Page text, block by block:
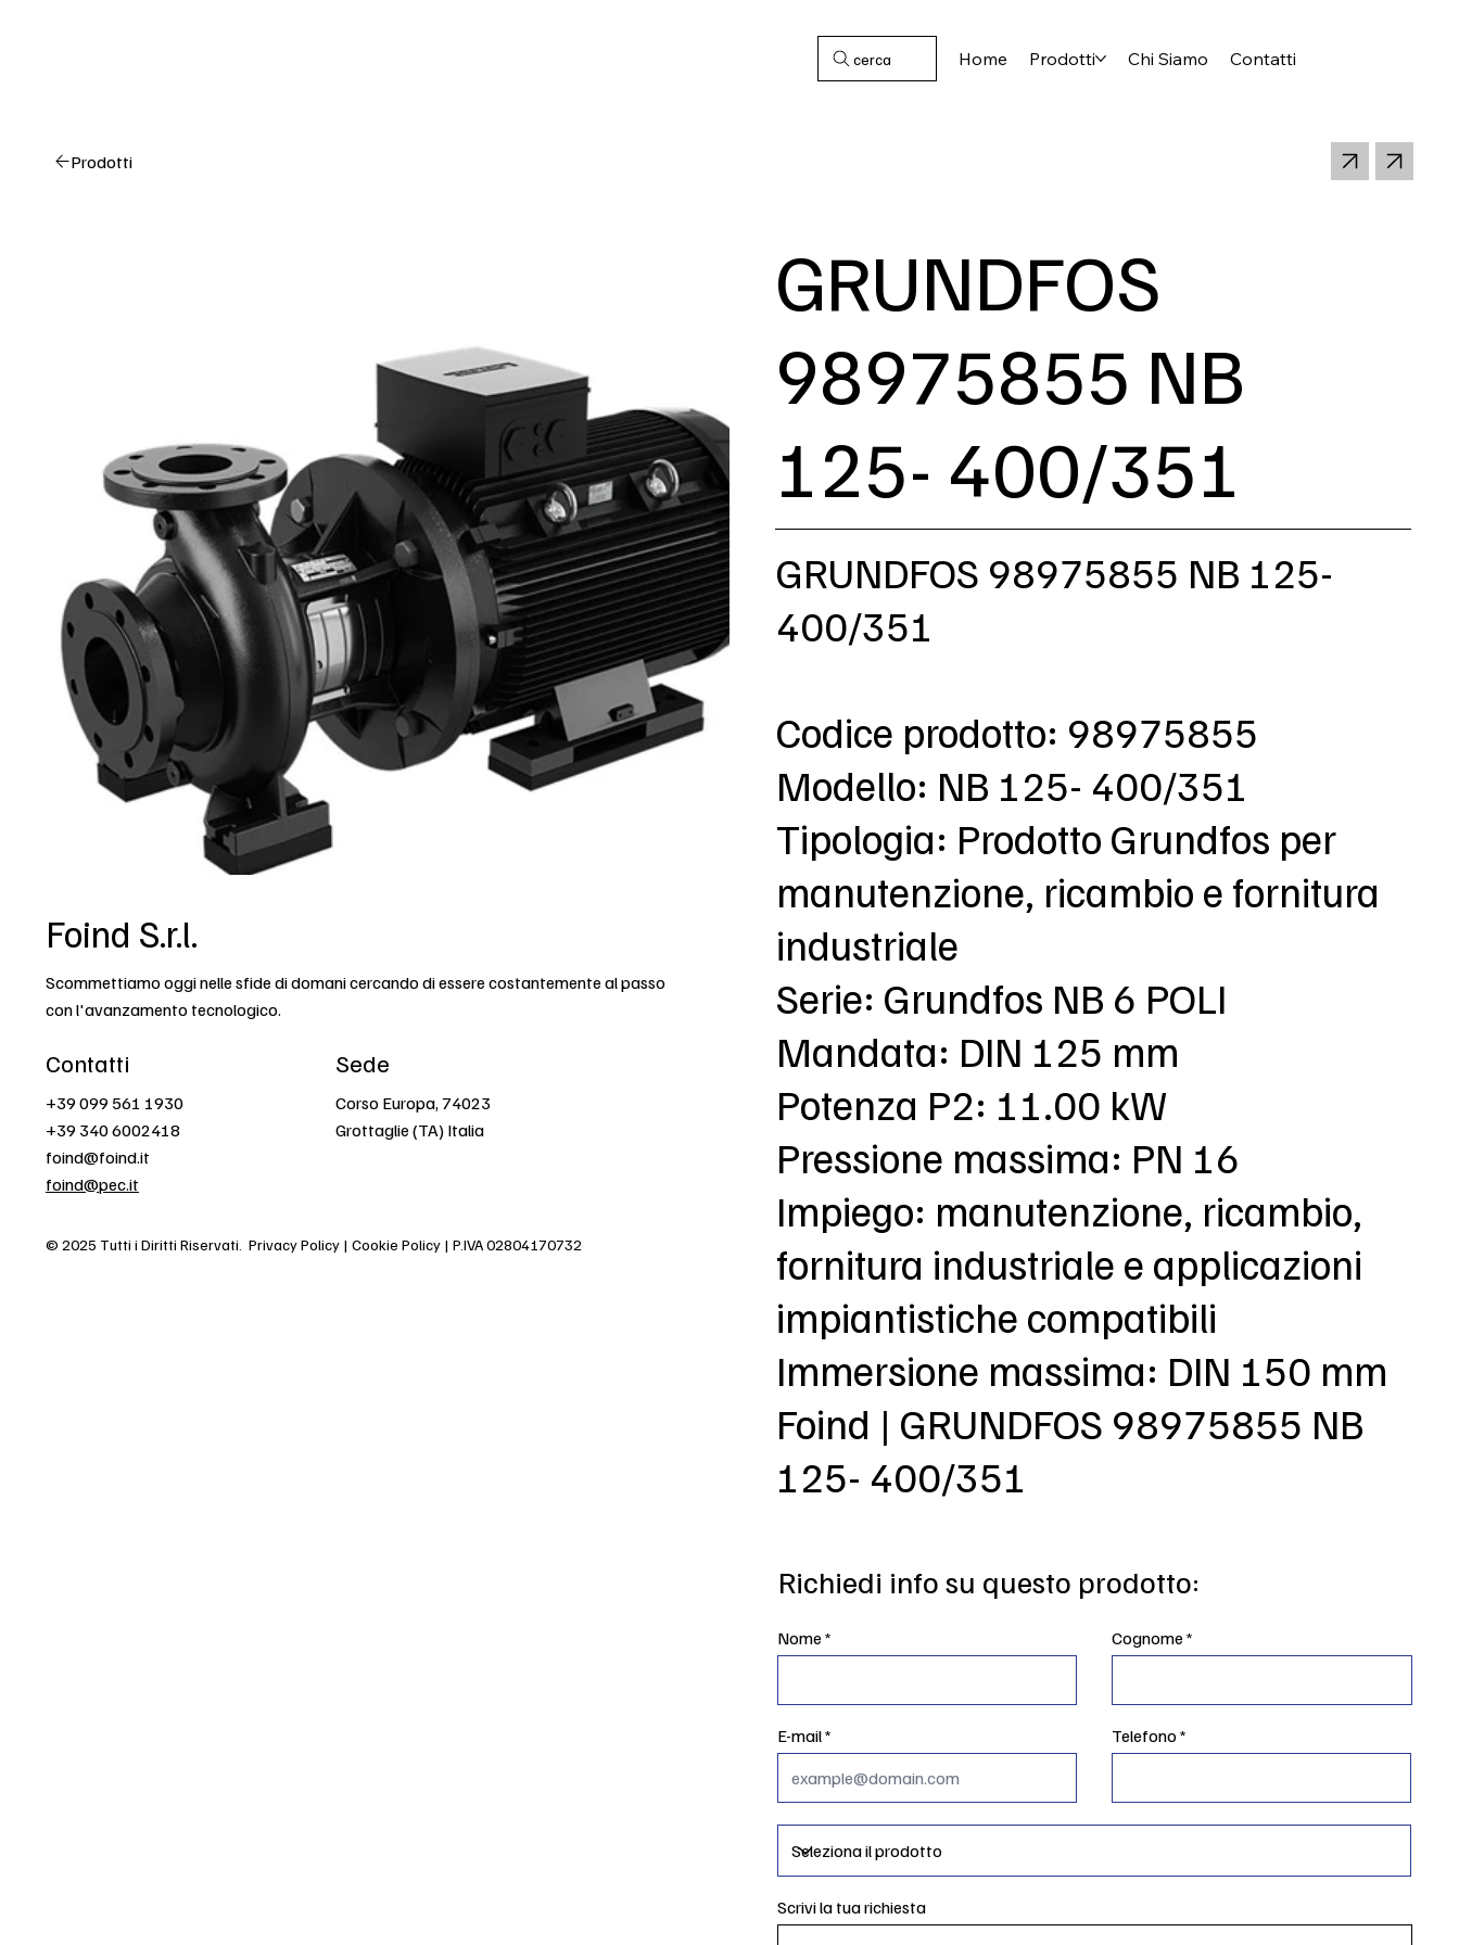
cerca Home Prodotti Chi Siamo Contatti
Prodotti
Foind S.r.l.
Scommettiamo oggi nelle sfide di domani cercando di essere costantemente al passo
con l'avanzamento tecnologico.
Contatti
+39 099 561 1930
+39 340 6002418
foind@foind.it
foind@pec.it
Sede
Corso Europa, 74023
Grottaglie (TA) Italia
© 2025 Tutti i Diritti Riservati. Privacy Policy | Cookie Policy | P.IVA 02804170732
GRUNDFOS
98975855 NB
125- 400/351
GRUNDFOS 98975855 NB 125-
400/351
Codice prodotto: 98975855
Modello: NB 125- 400/351
Tipologia: Prodotto Grundfos per
manutenzione, ricambio e fornitura
industriale
Serie: Grundfos NB 6 POLI
Mandata: DIN 125 mm
Potenza P2: 11.00 kW
Pressione massima: PN 16
Impiego: manutenzione, ricambio,
fornitura industriale e applicazioni
impiantistiche compatibili
Immersione massima: DIN 150 mm
Foind | GRUNDFOS 98975855 NB
125- 400/351
Richiedi info su questo prodotto:
Nome Cognome
E-mail Telefono
Scrivi la tua richiesta